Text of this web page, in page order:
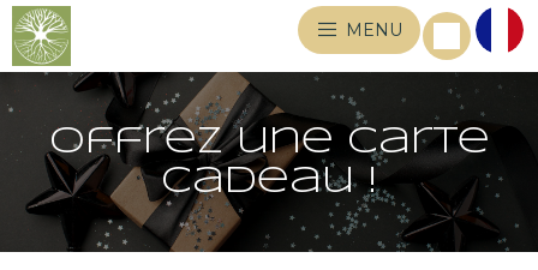
MENU
Offrez une carte
cadeau !